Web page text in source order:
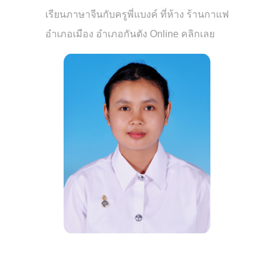
เรียนภาษาจีนกับครูพี่แบงค์ ที่ห้าง ร้านกาแฟ
อำเภอเมือง อำเภอกันตัง Online คลิกเลย